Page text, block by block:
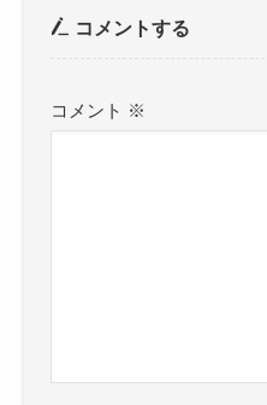
コメントする
コメント ※